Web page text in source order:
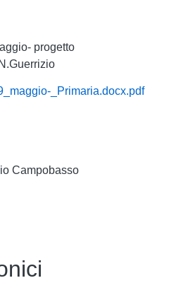
progetto
_Primaria.docx.pdf
Campobasso